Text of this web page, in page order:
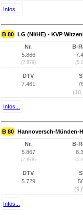
Infos...
B 80 LG (NI/HE) - KVP
Nr.
5.866
(7.879)
B-
DTV
7.461
Infos...
B 80 Hannoversch-Münden-
Nr.
5.867
(7.878)
B-
DTV
5.729
Infos...